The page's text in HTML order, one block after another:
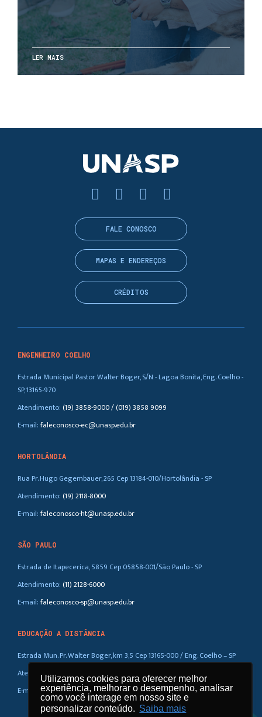
Utilizamos cookies para oferecer melhor
experiência, melhorar o desempenho, analisar
como você interage em nosso site e
personalizar conteúdo. Saiba mais
LER MAIS
ENGENHEIRO COELHO
Estrada Municipal Pastor Walter Boger, S/N - Lagoa Bonita, Eng. Coelho -
SP, 13165-970
Atendimento:(19) 3858-9000 / (019) 3858 9099
E-mail:faleconosco-ec@unasp.edu.br
HORTOLÂNDIA
Rua Pr. Hugo Gegembauer, 265 Cep 13184-010/Hortolândia - SP
Atendimento:(19) 2118-8000
E-mail:faleconosco-ht@unasp.edu.br
SÃO PAULO
Estrada de Itapecerica, 5859 Cep 05858-001/São Paulo - SP
Atendimento:(11) 2128-6000
E-mail:faleconosco-sp@unasp.edu.br
EDUCAÇÃO A DISTÂNCIA
Estrada Mun. Pr. Walter Boger, km 3,5 Cep 13165-000 / Eng. Coelho – SP
Atendimento:
(019) 3858-5100 / 0800-770-0323
E-mail: ead@unasp.br
FALE CONOSCO
MAPAS E ENDEREÇOS
CRÉDITOS